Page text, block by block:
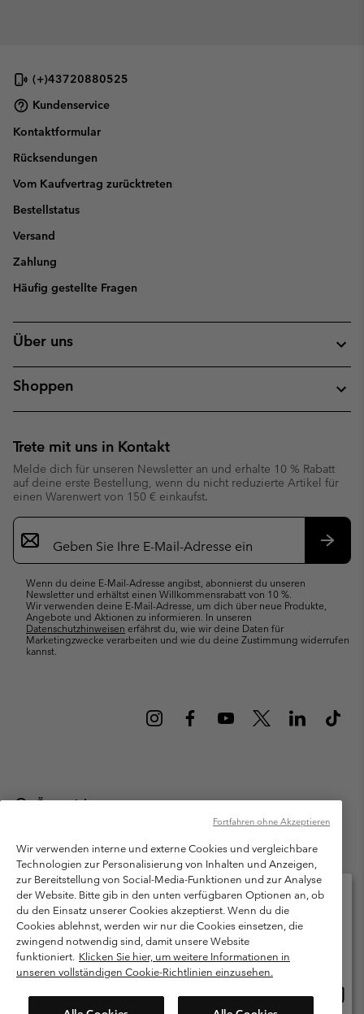
(+)43720880525
Kundenservice
Kontaktformular
Rücksendungen
Vom Kaufvertrag zurücktreten
Bestellstatus
Versand
Zahlung
Häufig gestellte Fragen
Über uns
Shoppen
Trete mit uns in Kontakt
Melde dich für unseren Newsletter an und erhalte 10 % Rabatt
auf deine erste Bestellung, wenn du nicht reduzierte Artikel für
einen Warenwert von 150 € einkaufst.
Newsletter-
Anmeldung
Wenn du deine E-Mail-Adresse angibst, abonnierst du unseren
Newsletter und erhältst einen Willkommensrabatt von 10 %.
Wir verwenden deine E-Mail-Adresse, um dich über neue Produkte,
Angebote und Aktionen zu informieren. In unseren
Datenschutzhinweisen erfährst du, wie wir deine Daten für
Marketingzwecke verarbeiten und wie du deine Zustimmung widerrufen
kannst.
Österreich
Columbia Sportswear Austria GmbH. Moosfeldstraße 1, 5101
Bergheim, Salzburg Österreich. Alle Rechte vorbehalten.
Nutzungsbedingungen
Allgemeine Verkaufsbedingungen
Garantie
Datenschutzerklärung
Bestimmungen und Bedingungen des Mitglieder Programms
Nutzungsbedingungen Für Nutzergenerierte Inhalte
Cookies
Kundenservice: Mo- Fr. 9:00 - 13:00 & 14:00- 18:00 Uhr
Wir verwenden interne und externe Cookies und vergleichbare
Technologien zur Personalisierung von Inhalten und Anzeigen,
zur Bereitstellung von Social-Media-Funktionen und zur Analyse
der Website. Bitte gib in den unten verfügbaren Optionen an, ob
du den Einsatz unserer Cookies akzeptierst. Wenn du die
Cookies ablehnst, werden wir nur die Cookies einsetzen, die
zwingend notwendig sind, damit unsere Website
funktioniert. Klicken Sie hier, um weitere Informationen in
unseren vollständigen Cookie-Richtlinien einzusehen.
Fortfahren ohne Akzeptieren
Bitte wählen Sie Ihr Lieferland und Ihre Sprache
Online-Einkauf verfügbar